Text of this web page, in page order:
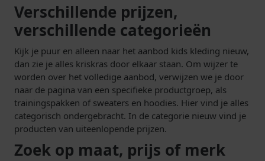
Verschillende prijzen,
verschillende categorieën
Kijk je puur en alleen naar het aanbod kids kleding nieuw,
dan zie je alles kriskras door elkaar staan. Om wijzer te
worden over het volledige aanbod, verwijzen we je door
naar de pagina van een specifieke productgroep, als
trainingspakken of sweaters en hoodies. Hier vind je alles
categorisch ondergebracht. In de categorie nieuw vind je
producten van uiteenlopende prijzen.
Zoek op maat, prijs of merk